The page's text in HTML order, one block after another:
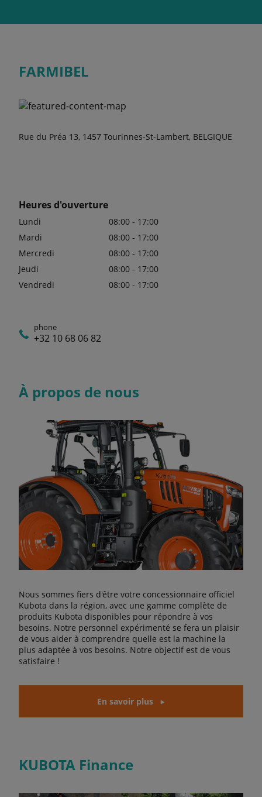
FARMIBEL
Rue du Préa 13, 1457 Tourinnes-St-Lambert, BELGIQUE
Heures d'ouverture
Lundi
08:00 - 17:00
Mardi
08:00 - 17:00
Mercredi
08:00 - 17:00
Jeudi
08:00 - 17:00
Vendredi
08:00 - 17:00
phone
+32 10 68 06 82
À propos de nous
Nous sommes fiers d'être votre concessionnaire officiel
Kubota dans la région, avec une gamme complète de
produits Kubota disponibles pour répondre à vos
besoins. Notre personnel expérimenté se fera un plaisir
de vous aider à comprendre quelle est la machine la
plus adaptée à vos besoins. Notre objectif est de vous
satisfaire !
En savoir plus
KUBOTA Finance